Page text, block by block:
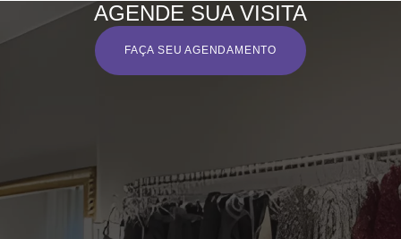
AGENDE SUA VISITA
FAÇA SEU AGENDAMENTO